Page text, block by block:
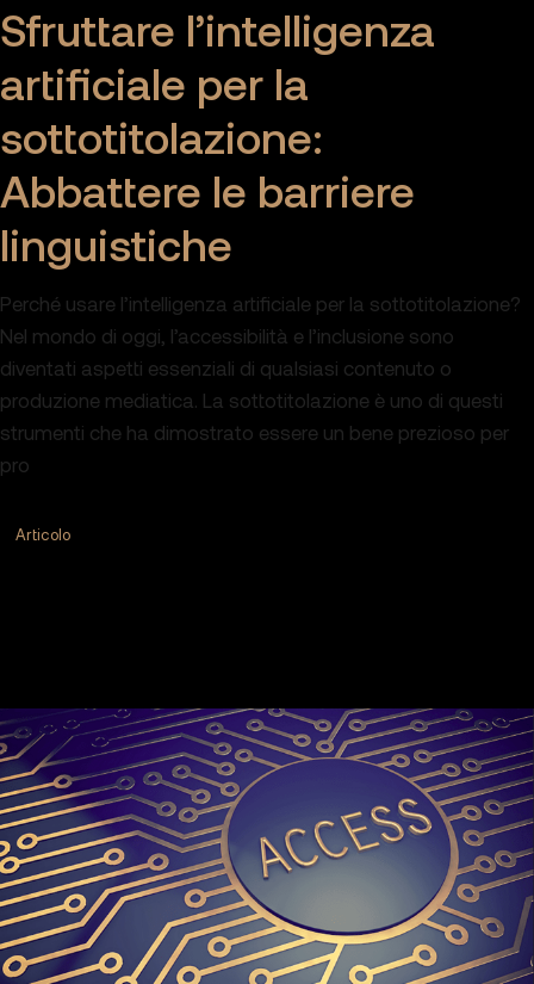
Sfruttare l’intelligenza
artificiale per la
sottotitolazione:
Abbattere le barriere
linguistiche
Perché usare l’intelligenza artificiale per la sottotitolazione?
Nel mondo di oggi, l’accessibilità e l’inclusione sono
diventati aspetti essenziali di qualsiasi contenuto o
produzione mediatica. La sottotitolazione è uno di questi
strumenti che ha dimostrato essere un bene prezioso per
pro
Articolo